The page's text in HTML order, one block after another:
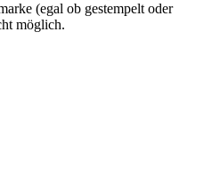
(egal ob gestempelt oder
möglich.